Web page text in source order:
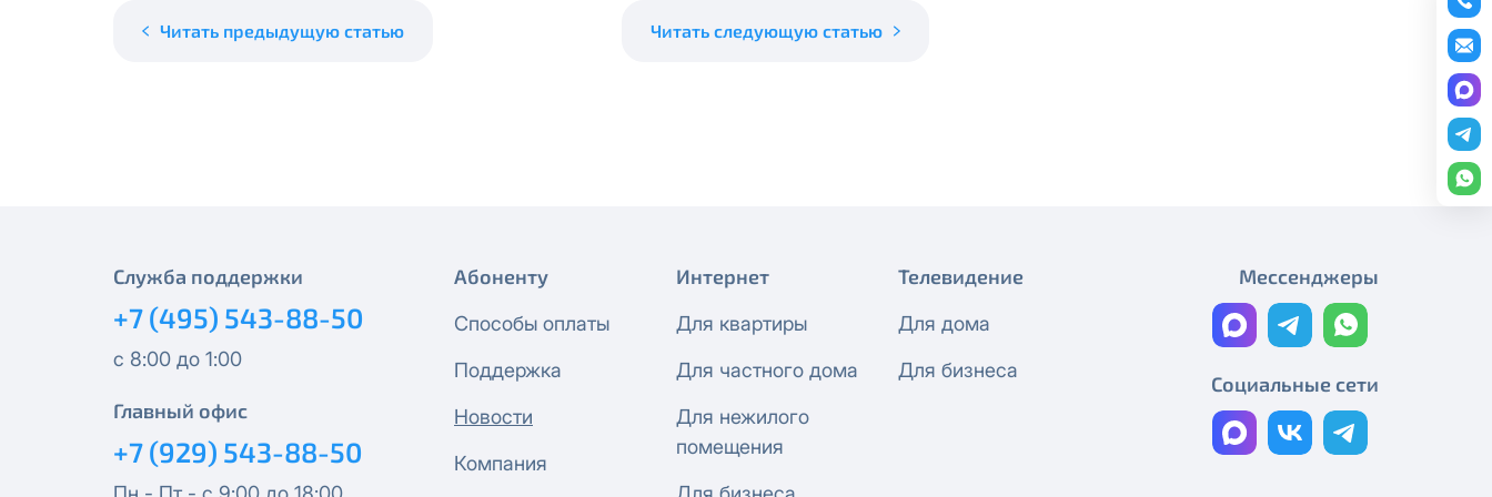
Читать предыдущую статью Читать следующую статью
Новинка: российские кинохиты
Акция «Смотри футбол в HD»!
Акция «Amediateka старт»
Служба поддержки
+7 (495) 543-88-50
с 8:00 до 1:00
Главный офис
+7 (929) 543-88-50
Абоненту
Способы оплаты
Поддержка
Новости
Компания
Интернет
Для квартиры
Для частного дома
Для нежилого
помещения
Телевидение
Для дома
Для бизнеса
Мессенджеры
Социальные сети
МойДом300
IP-адрес будет прекращено без дополнительного уведомления.